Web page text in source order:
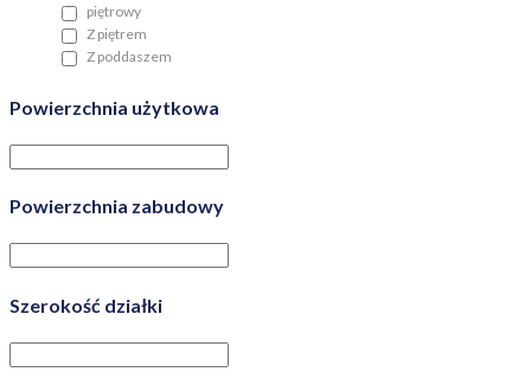
piętrowy
Z piętrem
Z poddaszem
Powierzchnia użytkowa
Powierzchnia zabudowy
Szerokość działki